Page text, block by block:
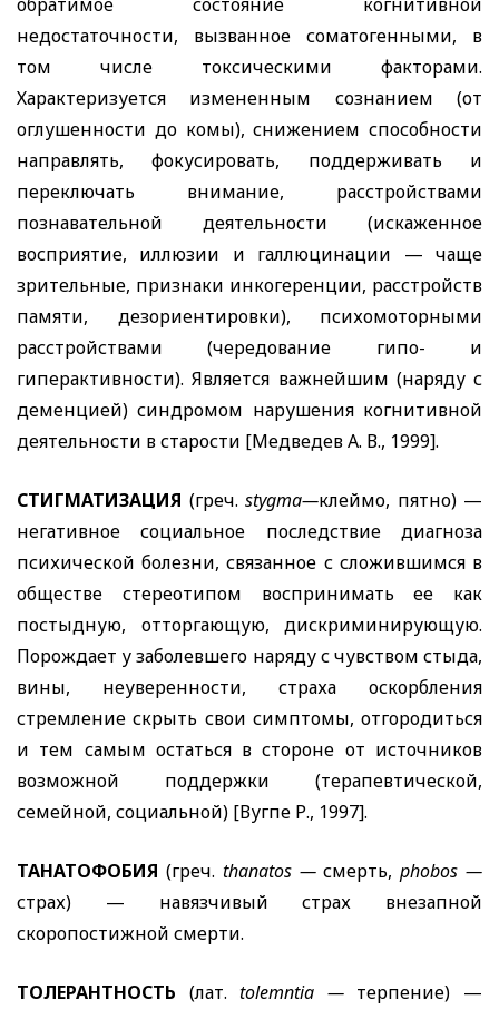
недостаточности, вызванное соматогенными, в
том числе токсическими факторами.
Характеризуется измененным сознанием (от
оглушенности до комы), снижением способности
направлять, фокусировать, поддерживать и
переключать внимание, расстройствами
познавательной деятельности (искаженное
восприятие, иллюзии и галлюцинации — чаще
зрительные, признаки инкогеренции, расстройств
памяти, дезориентировки), психомоторными
расстройствами (чередование гипо- и
гиперактивности). Является важнейшим (наряду с
деменцией) синдромом нарушения когнитивной
деятельности в старости [Медведев А. В., 1999].
СТИГМАТИЗАЦИЯ (греч. stygma—клеймо, пятно) —
негативное социальное последствие диагноза
психической болезни, связанное с сложившимся в
обществе стереотипом воспринимать ее как
постыдную, отторгающую, дискриминирующую.
Порождает у заболевшего наряду с чувством стыда,
вины, неуверенности, страха оскорбления
стремление скрыть свои симптомы, отгородиться
и тем самым остаться в стороне от источников
возможной поддержки (терапевтической,
семейной, социальной) [Вугпе Р., 1997].
ТАНАТОФОБИЯ (греч. thanatos—смерть,phobos —
страх) — навязчивый страх внезапной
скоропостижной смерти.
ТОЛЕРАНТНОСТЬ (лат.tolemntia — терпение) —